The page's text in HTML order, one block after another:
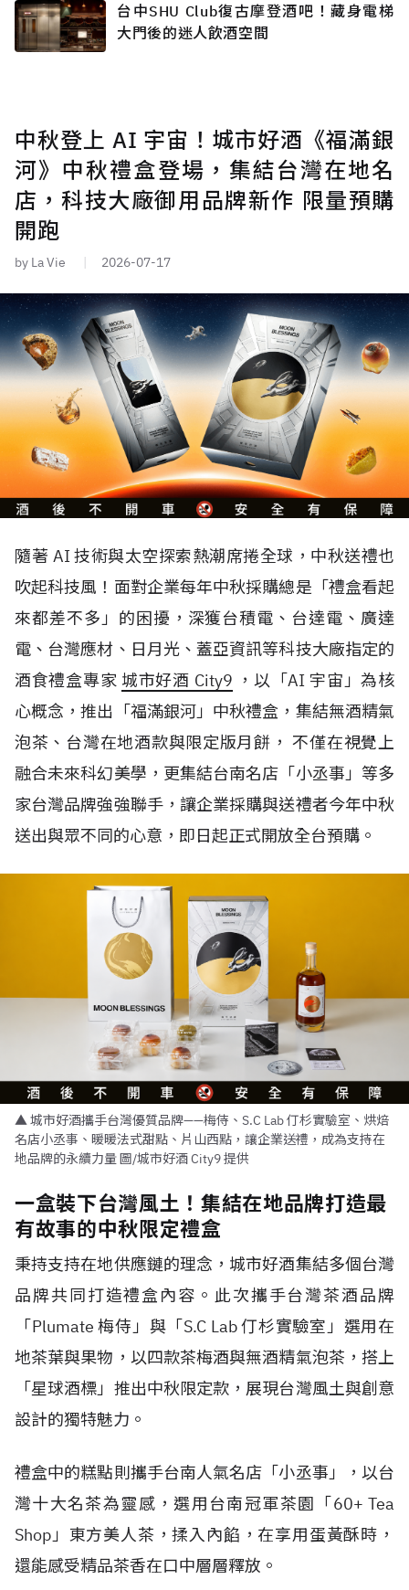
台中SHU Club復古摩登酒吧！藏身電梯
大門後的迷人飲酒空間
中秋登上 AI 宇宙！城市好酒《福滿銀
河》中秋禮盒登場，集結台灣在地名
店，科技大廠御用品牌新作 限量預購
開跑
by La Vie 2026-07-17
隨著 AI 技術與太空探索熱潮席捲全球，中秋送禮也
吹起科技風！面對企業每年中秋採購總是「禮盒看起
來都差不多」的困擾，深獲台積電、台達電、廣達
電、台灣應材、日月光、蓋亞資訊等科技大廠指定的
酒食禮盒專家 城市好酒 City9 ，以「AI 宇宙」為核
心概念，推出「福滿銀河」中秋禮盒，集結無酒精氣
泡茶、台灣在地酒款與限定版月餅， 不僅在視覺上
融合未來科幻美學，更集結台南名店「小丞事」等多
家台灣品牌強強聯手，讓企業採購與送禮者今年中秋
送出與眾不同的心意，即日起正式開放全台預購。
▲ 城市好酒攜手台灣優質品牌——梅侍、S.C Lab 仃杉實驗室、烘焙
名店小丞事、暖暖法式甜點、片山西點，讓企業送禮，成為支持在
地品牌的永續力量 圖/城市好酒 City9 提供
一盒裝下台灣風土！集結在地品牌打造最
有故事的中秋限定禮盒
秉持支持在地供應鏈的理念，城市好酒集結多個台灣
品牌共同打造禮盒內容。此次攜手台灣茶酒品牌
「Plumate 梅侍」與「S.C Lab 仃杉實驗室」選用在
地茶葉與果物，以四款茶梅酒與無酒精氣泡茶，搭上
「星球酒標」推出中秋限定款，展現台灣風土與創意
設計的獨特魅力。
禮盒中的糕點則攜手台南人氣名店「小丞事」，以台
灣十大名茶為靈感，選用台南冠軍茶園「60+ Tea
Shop」東方美人茶，揉入內餡，在享用蛋黃酥時，
還能感受精品茶香在口中層層釋放。